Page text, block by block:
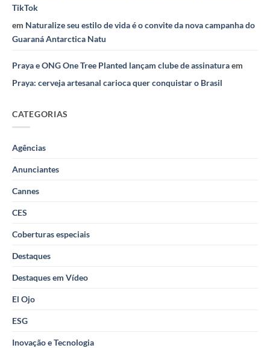
TikTok
em Naturalize seu estilo de vida é o convite da nova campanha do
Guaraná Antarctica Natu
Praya e ONG One Tree Planted lançam clube de assinaturaem
Praya: cerveja artesanal carioca quer conquistar o Brasil
CATEGORIAS
Agências
Anunciantes
Cannes
CES
Coberturas especiais
Destaques
Destaques em Vídeo
El Ojo
ESG
Inovação e Tecnologia